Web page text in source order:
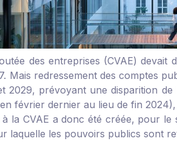
des entreprises (CVAE) devait
Mais redressement des comptes
2029, prévoyant une disparition
février dernier au lieu de fin
la CVAE a donc été créée, pour
laquelle les pouvoirs publics sont